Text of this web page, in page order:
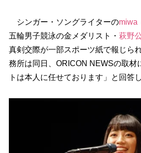
シンガー・ソングライターのmiwa
五輪男子競泳の金メダリスト・ 萩野
真剣交際が一部スポーツ紙で報じら
務所は同日、ORICON NEWSの取材
トは本人に任せております」と回答し